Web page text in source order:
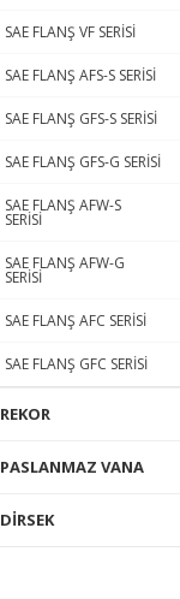
SAE FLANŞ VF SERİSİ
SAE FLANŞ AFS-S SERİSİ
SAE FLANŞ GFS-S SERİSİ
SAE FLANŞ GFS-G SERİSİ
SAE FLANŞ AFW-S
SERİSİ
SAE FLANŞ AFW-G
SERİSİ
SAE FLANŞ AFC SERİSİ
SAE FLANŞ GFC SERİSİ
REKOR
PASLANMAZ VANA
DİRSEK